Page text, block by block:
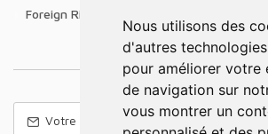
Nous utilisons des cookies et
d'autres
pour améliorer votre
de navigation sur
vous montrer un
Foreign Rights